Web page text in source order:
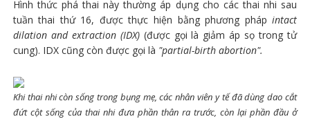
Hình thức phá thai này thường áp dụng cho các thai nhi sau
tuần thai thứ 16, được thực hiện bằng phương phápintact
dilation and extraction (IDX) (được gọi là giảm áp sọ trong tử
cung). IDX cũng còn được gọi là "partial-birth abortion".
Khi thai nhi còn sống trong bụng mẹ, các nhân viên y tế đã dùng dao cắt
đứt cột sống của thai nhi đưa phần thân ra trước, còn lại phần đầu ở